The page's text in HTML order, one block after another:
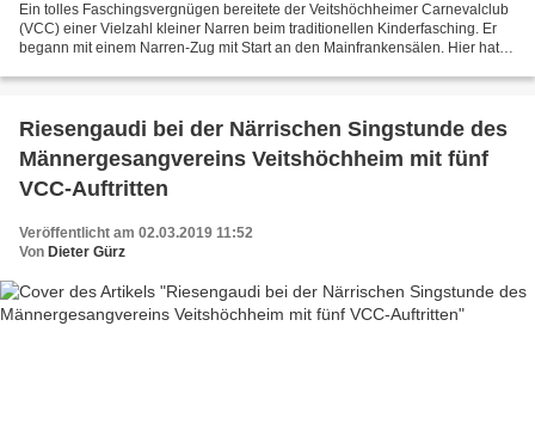
Ein tolles Faschingsvergnügen bereitete der Veitshöchheimer Carnevalclub
(VCC) einer Vielzahl kleiner Narren beim traditionellen Kinderfasching. Er
begann mit einem Narren-Zug mit Start an den Mainfrankensälen. Hier hatte
Riesengaudi bei der Närrischen Singstunde des
Männergesangvereins Veitshöchheim mit fünf
VCC-Auftritten
Veröffentlicht am 02.03.2019 11:52
Von Dieter Gürz